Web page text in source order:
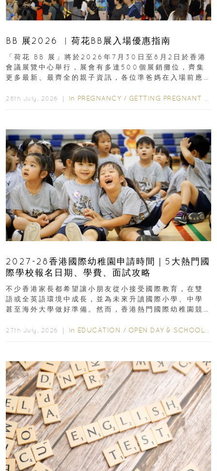
BB 展2026 ︳荷花BB展入場優惠指南
「荷花 BB 展」將於2026年7月30日至8月2日於香港
會議展覽中心舉行，展會有多達500個展銷攤位，齊集
更多最新、最齊全的親子資訊，各位準爸媽在入場前應
28th July, 2026 ｜ In PREGNANCY / GETTING PREGNANT
2027-28香港國際幼稚園申請時間｜5大熱門國
際學校報名日期、學費、面試攻略
不少香港家長都希望讓小朋友從小接受國際教育，在雙
語或全英語環境中成長，並為未來升讀國際小學、中學
甚至海外大學做好準備。然而，香港熱門國際幼稚園競
27th July, 2026 ｜ In EDUCATION / OPEN DAY & SCHOOL EVENTS